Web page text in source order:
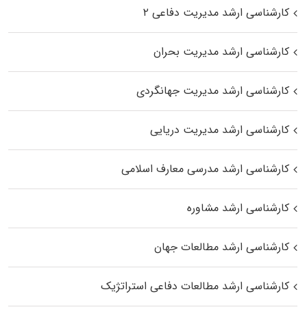
کارشناسی ارشد مدیریت دفاعی ۲
کارشناسی ارشد مدیریت بحران
کارشناسی ارشد مدیریت جهانگردی
کارشناسی ارشد مدیریت دریایی
کارشناسی ارشد مدرسی معارف اسلامی
کارشناسی ارشد مشاوره
کارشناسی ارشد مطالعات جهان
کارشناسی ارشد مطالعات دفاعی استراتژیک